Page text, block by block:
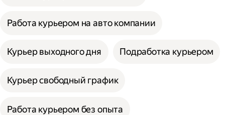
Работа курьером на авто компании
Курьер выходного дня Подработка курьером
Курьер свободный график
Работа курьером без опыта